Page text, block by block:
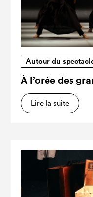
Autour du
À l’orée des
Lire la suite